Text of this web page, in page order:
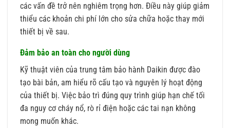
các vấn đề trở nên nghiêm trọng hơn. Điều này giúp giảm
thiểu các khoản chi phí lớn cho sửa chữa hoặc thay mới
thiết bị về sau.
Đảm bảo an toàn cho người dùng
Kỹ thuật viên của trung tâm bảo hành Daikin được đào
tạo bài bản, am hiểu rõ cấu tạo và nguyên lý hoạt động
của thiết bị. Việc bảo trì đúng quy trình giúp hạn chế tối
đa nguy cơ cháy nổ, rò rỉ điện hoặc các tai nạn không
mong muốn khác.